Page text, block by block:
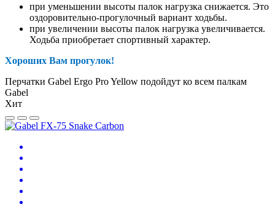
при уменьшении высоты палок нагрузка снижается. Это
оздоровительно-прогулочный вариант ходьбы.
при увеличении высоты палок нагрузка увеличивается.
Ходьба приобретает спортивный характер.
Хороших Вам прогулок!
Перчатки Gabel Ergo Pro Yellow подойдут ко всем палкам
Gabel
Хит